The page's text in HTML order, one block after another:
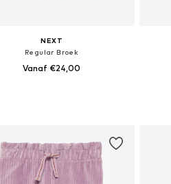
NEXT
Regular Broek
Vanaf €24,00